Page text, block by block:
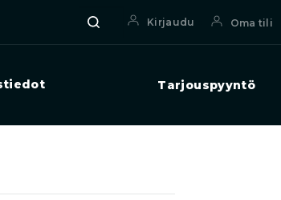
Etsi:
Haku
Kirjaudu Oma tili
Tarjouspyyntö